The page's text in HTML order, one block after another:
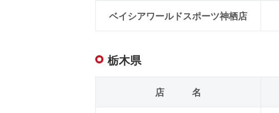
ベイシアワールドスポーツ神栖店
栃木県
店 名